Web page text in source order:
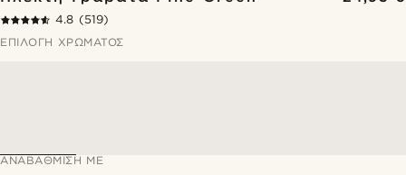
4.8 (519)
ΕΠΙΛΟΓΉ ΧΡΏΜΑΤΟΣ
ΑΝΑΒΆΘΜΙΣΗ ΜΕ